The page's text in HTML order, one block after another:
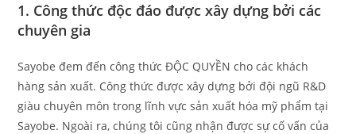
1. Công thức độc đáo được xây dựng bởi các
chuyên gia
Sayobe đem đến công thức ĐỘC QUYỀN cho các khách
hàng sản xuất. Công thức được xây dựng bởi đội ngũ R&D
giàu chuyên môn trong lĩnh vực sản xuất hóa mỹ phẩm tại
Sayobe. Ngoài ra, chúng tôi cũng nhận được sự cố vấn của